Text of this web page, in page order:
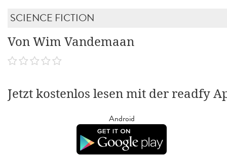
SCIENCE FICTION
Von Wim Vandemaan
Jetzt kostenlos lesen mit der readfy
Android